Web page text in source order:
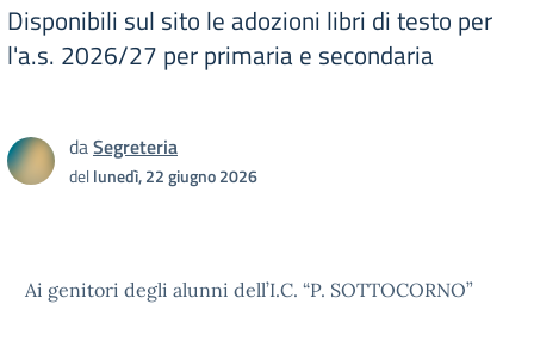
Disponibili sul sito le adozioni libri di testo per
l'a.s. 2026/27 per primaria e secondaria
daSegreteria
dellunedì, 22 giugno 2026
Ai genitori degli alunni dell’I.C. “P. SOTTOCORNO”